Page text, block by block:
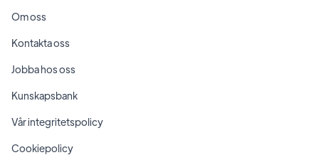
Om oss
Kontakta oss
Jobba hos oss
Kunskapsbank
Vår integritetspolicy
Cookiepolicy